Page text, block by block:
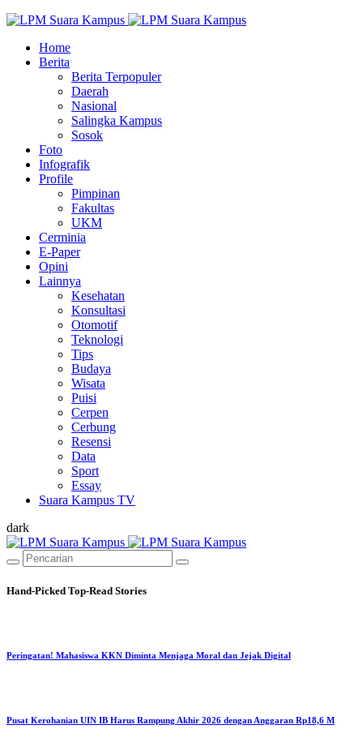
Home
Berita
Berita Terpopuler
Daerah
Nasional
Salingka Kampus
Sosok
Foto
Infografik
Profile
Pimpinan
Fakultas
UKM
Cerminia
E-Paper
Opini
Lainnya
Kesehatan
Konsultasi
Otomotif
Teknologi
Tips
Budaya
Wisata
Puisi
Cerpen
Cerbung
Resensi
Data
Sport
Essay
Suara Kampus TV
dark
Hand-Picked Top-Read Stories
Peringatan! Mahasiswa KKN Diminta Menjaga Moral dan Jejak Digital
Pusat Kerohanian UIN IB Harus Rampung Akhir 2026 dengan Anggaran Rp18,6 M